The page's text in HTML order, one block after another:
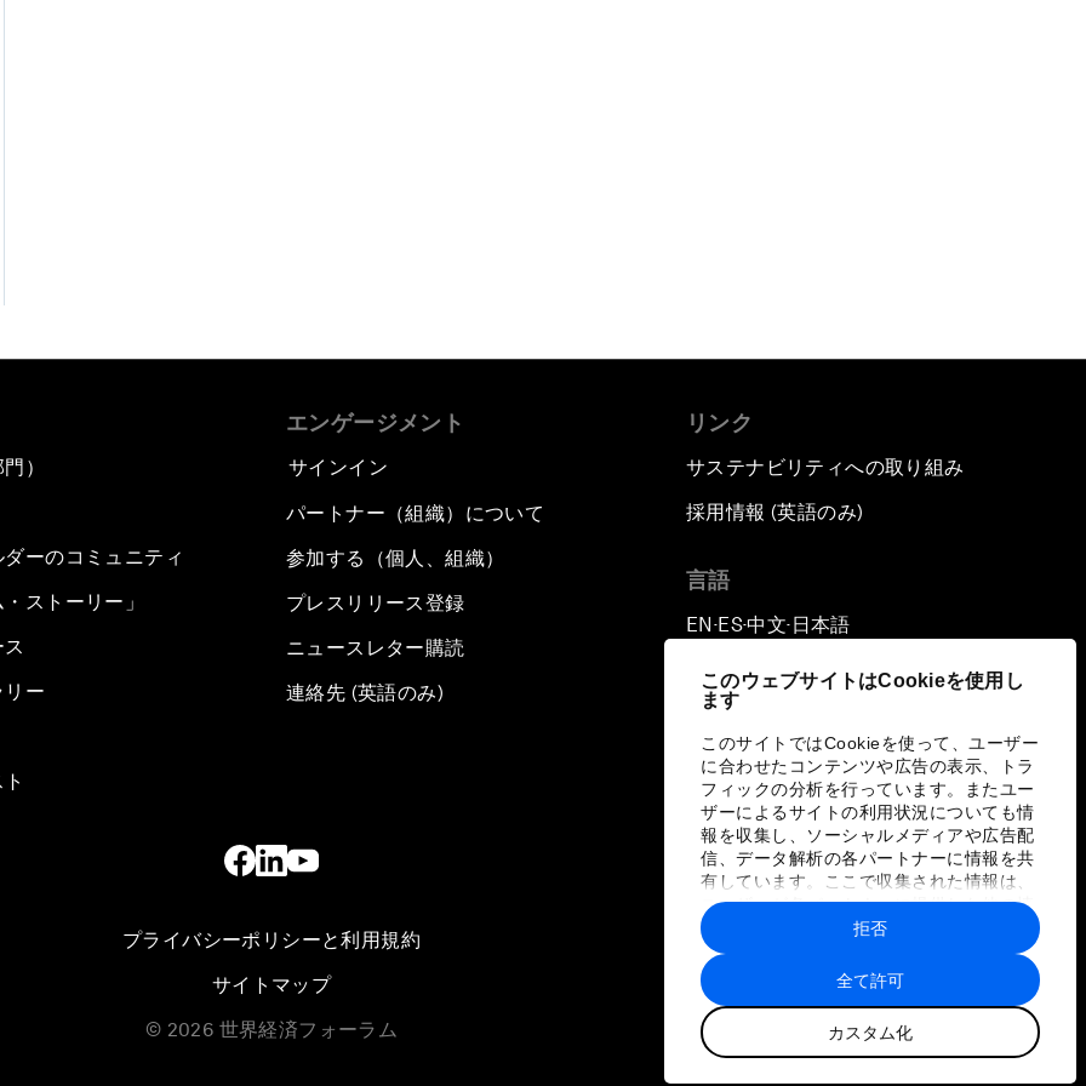
このウェブサイトはCookieを使用し
ます
このサイトではCookieを使って、ユーザー
に合わせたコンテンツや広告の表示、トラ
フィックの分析を行っています。またユー
ザーによるサイトの利用状況についても情
報を収集し、ソーシャルメディアや広告配
信、データ解析の各パートナーに情報を共
有しています。ここで収集された情報は、
ユーザーが各パートナーに提供した他の情
報や各パートナーのサービスを使用した際
に収集された情報と組み合わされ、各パー
トナーによって使用されることがありま
す。
全て許可
カスタム化
拒否
）
ーのコミュニティ
ストーリー」
ー
エンゲージメント
サインイン
パートナー（組織）について
参加する（個人、組織）
プレスリリース登録
ニュースレター購読
連絡先 (英語のみ)
リンク
サステナビリティへの取り組み
採用情報 (英語のみ)
言語
EN ▪ES▪中文▪ 日本語
プライバシーポリシーと利用規約
サイトマップ
© 2026 世界経済フォーラム